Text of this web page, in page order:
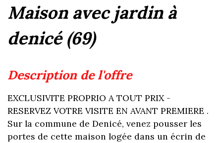
maison avec jardin à
denicé (69)
description de l'offre
EXCLUSIVITE PROPRIO A TOUT PRIX -
RESERVEZ VOTRE VISITE EN AVANT PREMIERE .
Sur la commune de Denicé, venez pousser les
portes de cette maison logée dans un écrin de